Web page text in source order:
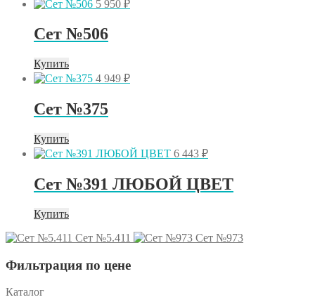
5 950 ₽
Сет №506
Купить
4 949 ₽
Сет №375
Купить
6 443 ₽
Сет №391 ЛЮБОЙ ЦВЕТ
Купить
Сет №5.411
Сет №973
Фильтрация по цене
Каталог